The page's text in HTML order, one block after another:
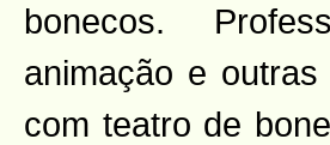
bonecos.
animação e
com teatro de